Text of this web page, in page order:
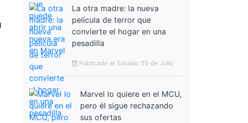
La otra madre: la nueva
película de terror que
convierte el hogar en una
pesadilla
Publicado el Sabado 25 de Julio
Marvel lo quiere en el MCU,
pero él sigue rechazando
sus ofertas